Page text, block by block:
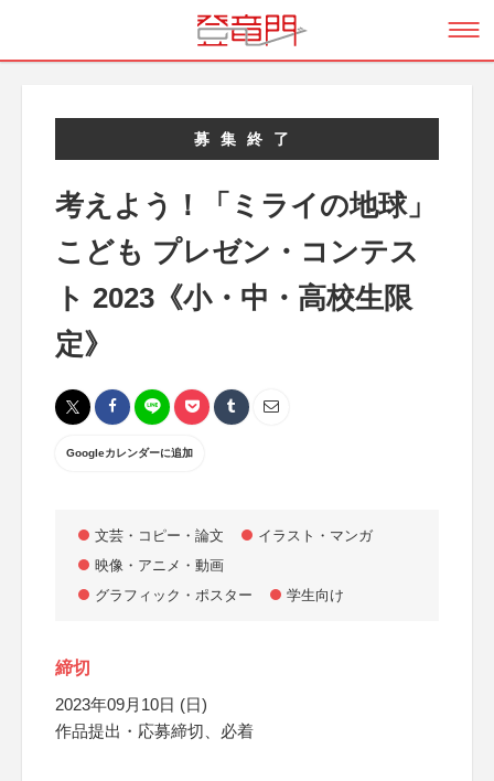
募集終了
考えよう！「ミライの地球」
こども プレゼン・コンテス
ト 2023《小・中・高校生限
定》
Googleカレンダーに追加
文芸・コピー・論文
イラスト・マンガ
映像・アニメ・動画
グラフィック・ポスター
学生向け
締切
2023年09月10日 (日)
作品提出・応募締切、必着